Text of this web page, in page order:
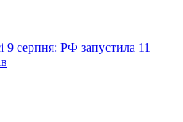
серпня: РФ запустила 11